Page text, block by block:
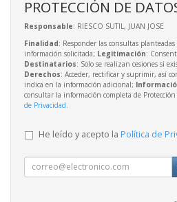
PROTECCIÓN DE
Responsable: RIESCO SUTIL, JUAN JOSE
Finalidad: Responder las consultas
información solicitada; Legitimación:
Destinatarios: Solo se realizan cesiones si
Derechos: Acceder, rectificar y suprimir, así
indica en la información adicional;
consultar la información completa de
de Privacidad
He leído y acepto la Política de